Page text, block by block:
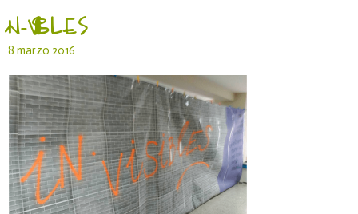
IN-VISIBLES
8 marzo 2016